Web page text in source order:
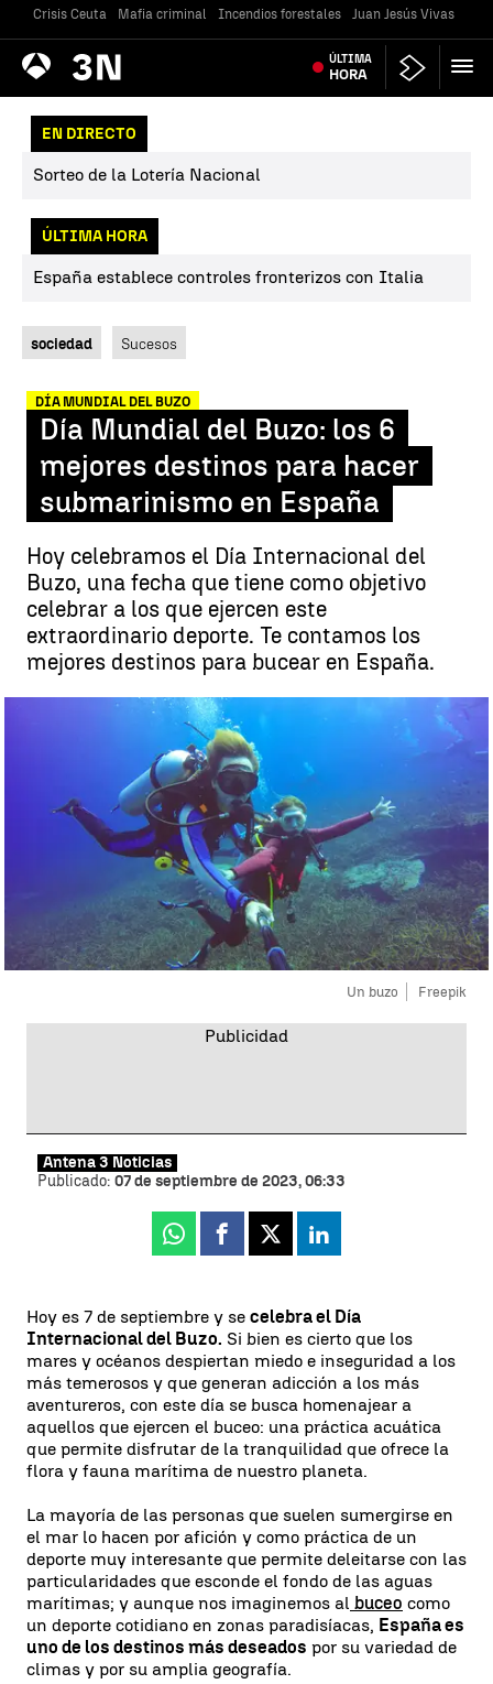
Crisis Ceuta Mafia criminal Incendios forestales Juan Jesús Vivas
Antena
3 Noticias ÚLTIMA
HORA
EN DIRECTO
Sorteo de la Lotería Nacional
ÚLTIMA HORA
España establece controles fronterizos con Italia
sociedad Sucesos
DÍA MUNDIAL DEL BUZO
Día Mundial del Buzo: los 6
mejores destinos para hacer
submarinismo en España
Hoy celebramos el Día Internacional del
Buzo, una fecha que tiene como objetivo
celebrar a los que ejercen este
extraordinario deporte. Te contamos los
mejores destinos para bucear en España.
Un buzo Freepik
Antena 3 Noticias
Publicado: 07 de septiembre de 2023, 06:33
Whatsapp
Facebook
X Linkedin
Hoy es 7 de septiembre y se celebra el Día
Internacional del Buzo. Si bien es cierto que los
mares y océanos despiertan miedo e inseguridad a los
más temerosos y que generan adicción a los más
aventureros, con este día se busca homenajear a
aquellos que ejercen el buceo: una práctica acuática
que permite disfrutar de la tranquilidad que ofrece la
flora y fauna marítima de nuestro planeta.
La mayoría de las personas que suelen sumergirse en
el mar lo hacen por afición y como práctica de un
deporte muy interesante que permite deleitarse con las
particularidades que esconde el fondo de las aguas
marítimas; y aunque nos imaginemos al buceo como
un deporte cotidiano en zonas paradisíacas, España es
uno de los destinos más deseados por su variedad de
climas y por su amplia geografía.